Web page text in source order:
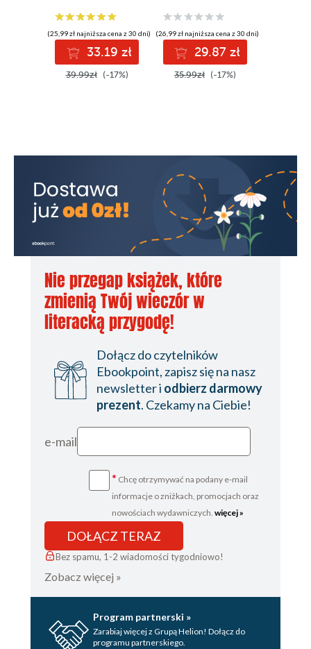
(25,99 zł najniższa cena z 30 dni)
33.19 zł
39.99zł (-17%)
(26,99 zł najniższa cena z 30 dni)
29.87 zł
35.99zł (-17%)
Nie przegap książek, które
zmienią Twój wieczór w
literacką przygodę!
Dołącz do czytelników
Ebookpoint, zapisz się na nasz
newsletter i odbierz darmowy
prezent. Czekamy na Ciebie!
e-mail
* Chcę otrzymywać na podany e-mail
informacje o zniżkach, promocjach oraz
nowościach wydawniczych. więcej »
DOŁĄCZ TERAZ
Bez spamu, 1-2 wiadomości tygodniowo!
Zobacz więcej »
Program partnerski »
Zarabiaj więcej z Grupą Helion! Dołącz do
programu partnerskiego.